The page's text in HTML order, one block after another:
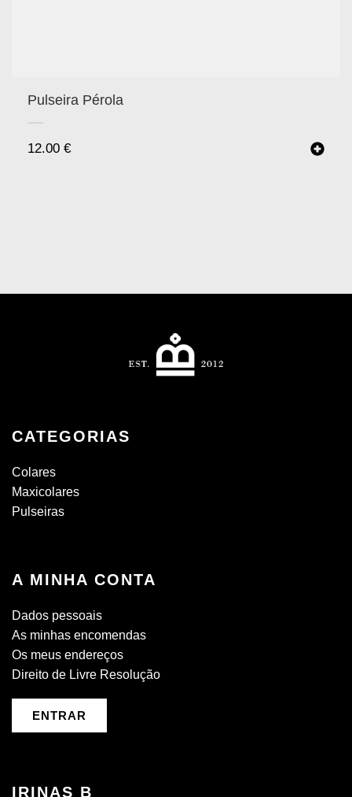
Pulseira Pérola
12.00 €
CATEGORIAS
Colares
Maxicolares
Pulseiras
A MINHA CONTA
Dados pessoais
As minhas encomendas
Os meus endereços
Direito de Livre Resolução
ENTRAR
IRINAS B